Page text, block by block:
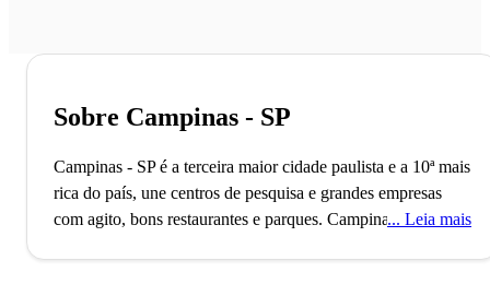
Sobre Campinas - SP
Campinas - SP é a terceira maior cidade paulista e a 10ª mais
rica do país, une centros de pesquisa e grandes empresas
com agito, bons restaurantes e parques. Campinas, Leia mais